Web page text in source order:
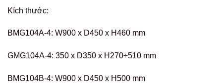
Kích thước:
BMG104A-4: W900 x D450 x H460 mm
GMG104A-4: 350 x D350 x H270÷510 mm
BMG104B-4: W900 x D450 x H500 mm